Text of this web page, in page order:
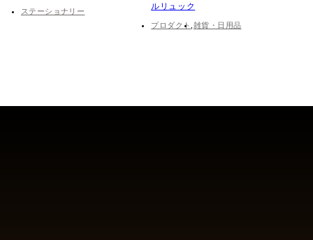
ステーショナリー
ルリュック
プロダクト 雑貨・日用品